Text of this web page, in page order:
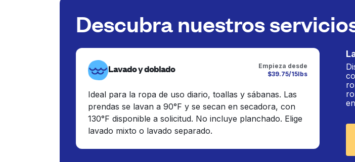
Descubra nuestros
Lavado y doblado
Empieza desde
$39.75/15lbs
Ideal para la ropa de uso diario, toallas y sábanas. Las
prendas se lavan a 90°F y se secan en secadora, con
130°F disponible a solicitud. No incluye planchado. Elige
lavado mixto o lavado separado.